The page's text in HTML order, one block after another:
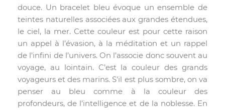
douce. Un bracelet bleu évoque un ensemble de
teintes naturelles associées aux grandes étendues,
le ciel, la mer. Cette couleur est pour cette raison
un appel à l’évasion, à la méditation et un rappel
de l’infini de l’univers. On l’associe donc souvent au
voyage, au lointain. C’est la couleur des grands
voyageurs et des marins. S’il est plus sombre, on va
penser au bleu comme à la couleur des
profondeurs, de l’intelligence et de la noblesse. En